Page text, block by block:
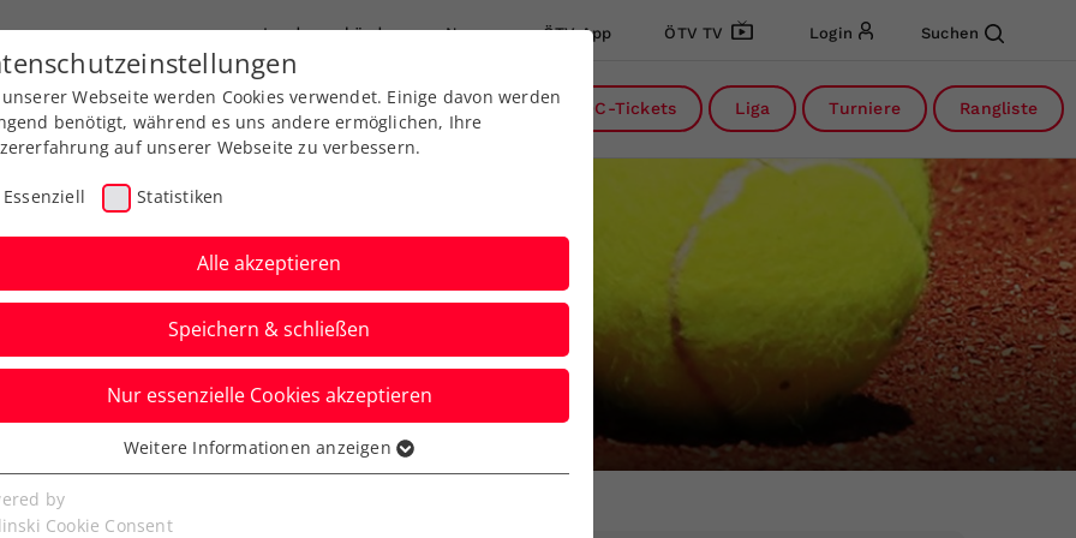
Landesverbände News ÖTV App ÖTV TV Login Suchen
Ausbildung Services Über uns DC-Tickets Liga Turniere Rangliste
Aktuelle News
Webseite werden Cookies verwendet. Einige davon werden
benötigt, während es uns andere ermöglichen, Ihre
auf unserer Webseite zu verbessern.
Essenziell Statistiken
Alle akzeptieren
Speichern & schließen
Nur essenzielle Cookies akzeptieren
Cookies werden für grundlegende Funktionen der
benötigt. Dadurch ist gewährleistet, dass die Webseite
Weitere Informationen anzeigen
by
Cookie Consent